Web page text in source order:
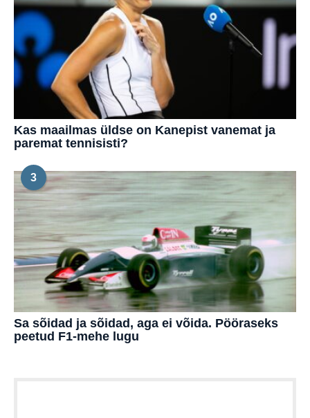
Kas maailmas üldse on Kanepist vanemat ja
paremat tennisisti?
3
Sa sõidad ja sõidad, aga ei võida. Pööraseks
peetud F1-mehe lugu